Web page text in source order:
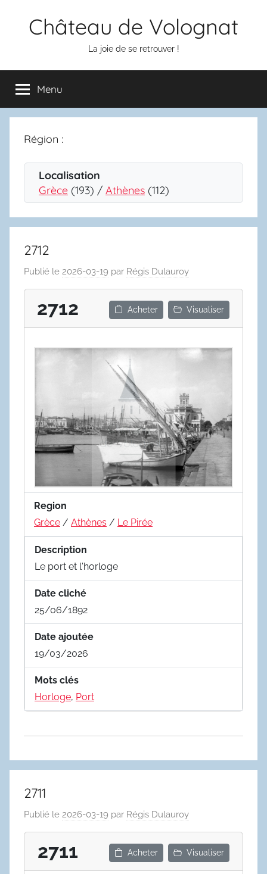
Château de Volognat
La joie de se retrouver !
Menu
Région :
Localisation
Grèce (193) / Athènes (112)
2712
Publié le 2026-03-19 par Régis Dulauroy
2712 Acheter Visualiser
Region
Grèce / Athènes / Le Pirée
Description
Le port et l'horloge
Date cliché
25/06/1892
Date ajoutée
19/03/2026
Mots clés
Horloge, Port
2711
Publié le 2026-03-19 par Régis Dulauroy
2711 Acheter Visualiser